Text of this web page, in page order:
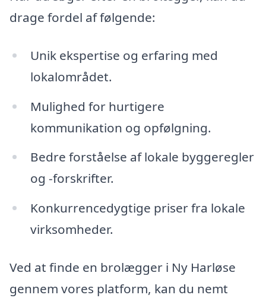
drage fordel af følgende:
Unik ekspertise og erfaring med
lokalområdet.
Mulighed for hurtigere
kommunikation og opfølgning.
Bedre forståelse af lokale byggeregler
og -forskrifter.
Konkurrencedygtige priser fra lokale
virksomheder.
Ved at finde en brolægger i Ny Harløse
gennem vores platform, kan du nemt